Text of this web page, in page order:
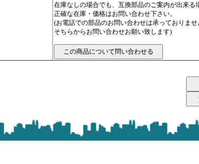
在庫なしの場合でも、互換部品のご案内が出来る
正確な在庫・価格はお問い合わせ下さい。
(お電話での部品のお問い合わせは承っておりま
そちらからお問い合わせお願い致します)